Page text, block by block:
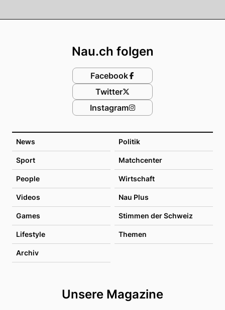
News Politik
Sport Matchcenter
People Wirtschaft
Videos Nau Plus
Games Stimmen der Schweiz
Lifestyle Themen
Archiv
Unsere Magazine
Nau.ch folgen
Facebook
Twitter
Instagram